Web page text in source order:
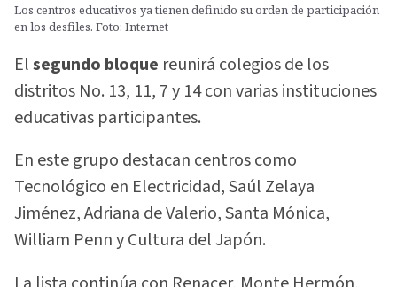
Los centros educativos ya tienen definido su orden de participación
en los desfiles. Foto: Internet
Elsegundo bloque reunirá colegios de los
distritos No. 13, 11, 7 y 14 con varias instituciones
educativas participantes.
En este grupo destacan centros como
Tecnológico en Electricidad, Saúl Zelaya
Jiménez, Adriana de Valerio, Santa Mónica,
William Penn y Cultura del Japón.